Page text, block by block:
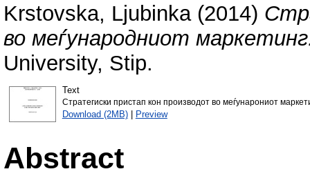
Krstovska, Ljubinka(2014)
во меѓународниот
University, Stip.
Text
Стратегиски пристап кон производот во меѓунарониот
Download (2MB)| Preview
Abstract